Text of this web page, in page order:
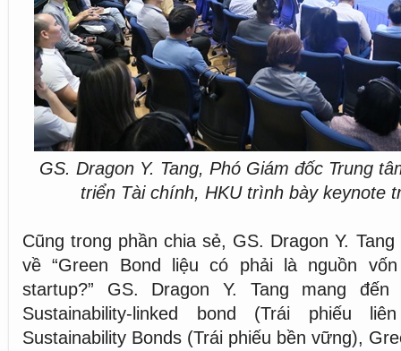
GS. Dragon Y. Tang, Phó Giám đốc Trung
triển Tài chính, HKU trình bày keynote
Cũng trong phần chia sẻ, GS. Dragon Y.
về “Green Bond liệu có phải là nguồn
startup?” GS. Dragon Y. Tang mang
Sustainability-linked bond (Trái phiếu
Sustainability Bonds (Trái phiếu bền vững),